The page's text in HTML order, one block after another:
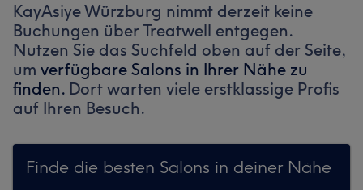
KayAsiye Würzburg nimmt derzeit keine
Buchungen über Treatwell entgegen.
Nutzen Sie das Suchfeld oben auf der Seite,
um verfügbare Salons in Ihrer Nähe zu
finden. Dort warten viele erstklassige Profis
auf Ihren Besuch.
Finde die besten Salons in deiner Nähe